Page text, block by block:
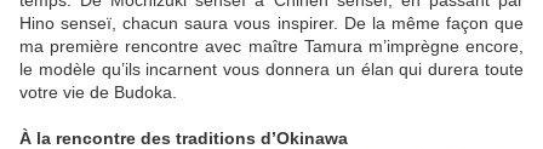
Hino senseï, chacun saura vous inspirer. De la même façon que
ma première rencontre avec maître Tamura m’imprègne encore,
le modèle qu’ils incarnent vous donnera un élan qui durera toute
votre vie de Budoka.
À la rencontre des traditions d’Okinawa